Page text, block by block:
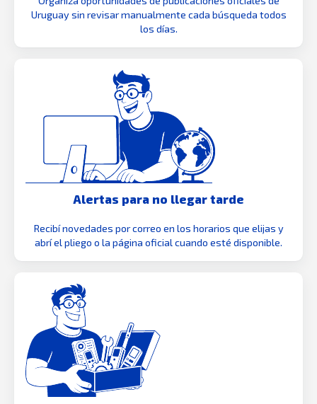
Uruguay sin revisar manualmente cada búsqueda todos
los días.
Alertas para no llegar tarde
Recibí novedades por correo en los horarios que elijas y
abrí el pliego o la página oficial cuando esté disponible.